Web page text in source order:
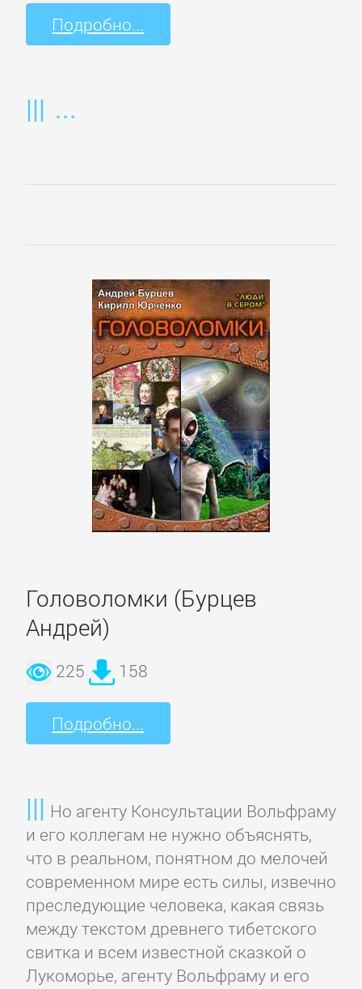
Подробно...
Головоломки (Бурцев
Андрей)
225 158
Подробно...
Но агенту Консультации Вольфраму
и его коллегам не нужно объяснять,
что в реальном, понятном до мелочей
современном мире есть силы, извечно
преследующие человека, какая связь
между текстом древнего тибетского
свитка и всем известной сказкой о
Лукоморье, агенту Вольфраму и его
Управление
Литература
Присоединиться
Контакт
Карта
сайта
БИЗНЕС